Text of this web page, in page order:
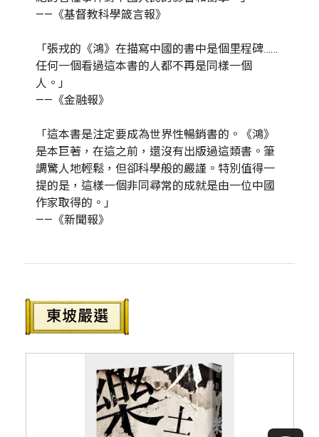
——《基督教科學箴言報》
「張戎的《鴻》在描寫中國的書中是個里程碑……
任何一個看過這本書的人都不再是同樣一個
人。」
——《金融報》
「這本書是注定要成為世界性暢銷書的。《鴻》
是本巨著，在這之前，還沒有出版過這類書。筆
調驚人地輕鬆，但卻科學般的嚴謹。特別值得一
提的是，這樣一個非同尋常的成就是由一位中國
作家取得的。」
——《新聞報》